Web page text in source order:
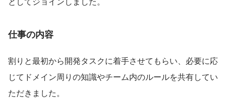
仕事の内容
割りと最初から開発タスクに着手させてもらい、必要に応
じてドメイン周りの知識やチーム内のルールを共有してい
ただきました。